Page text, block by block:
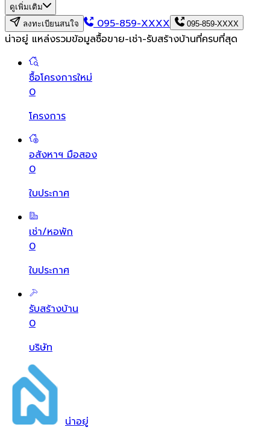
ดูเพิ่มเติม
ลงทะเบียนสนใจ
095-859-XXXX 095-859-XXXX
น่าอยู่ แหล่งรวมข้อมูลซื้อขาย-เช่า-รับสร้างบ้านที่ครบที่สุด
ซื้อโครงการใหม่
0
โครงการ
อสังหาฯ มือสอง
0
ใบประกาศ
เช่า/หอพัก
0
ใบประกาศ
รับสร้างบ้าน
0
บริษัท
น่าอยู่